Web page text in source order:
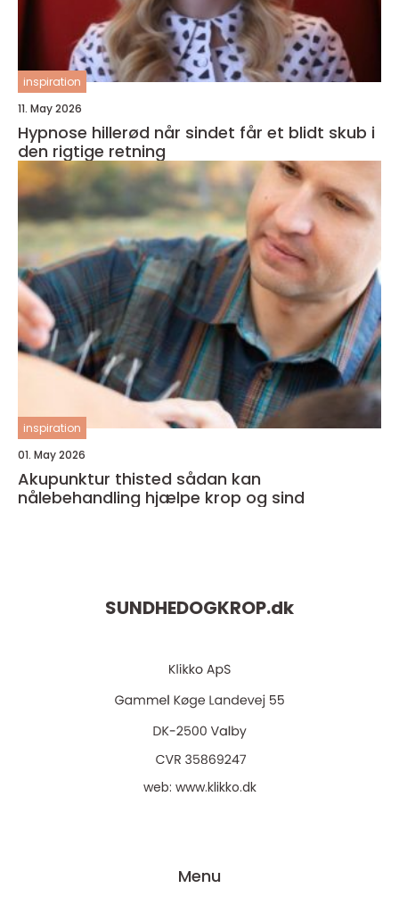
inspiration
11. May 2026
Hypnose hillerød når sindet får et blidt skub i
den rigtige retning
inspiration
01. May 2026
Akupunktur thisted sådan kan
nålebehandling hjælpe krop og sind
SUNDHEDOGKROP.dk
web: www.klikko.dk
Menu